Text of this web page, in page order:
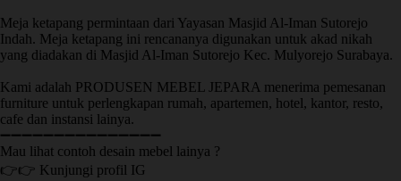
Meja ketapang permintaan dari Yayasan Masjid Al-Iman Sutorejo
Indah. Meja ketapang ini rencananya digunakan untuk akad nikah
yang diadakan di Masjid Al-Iman Sutorejo Kec. Mulyorejo Surabaya.
Kami adalah PRODUSEN MEBEL JEPARA menerima pemesanan
furniture untuk perlengkapan rumah, apartemen, hotel, kantor, resto,
cafe dan instansi lainya.
➖➖➖➖➖➖➖➖➖➖➖➖➖➖➖
Mau lihat contoh desain mebel lainya ?
👉👉 Kunjungi profil IG